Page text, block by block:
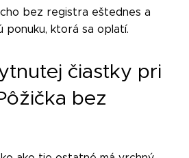
bez registra eštednes a
ponuku, ktorá sa oplatí.
čiastky pri
bez